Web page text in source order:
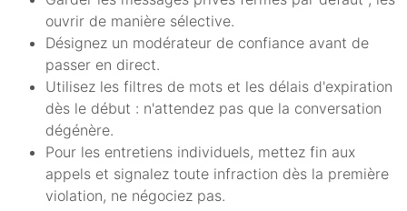
ouvrir de manière sélective.
Désignez un modérateur de confiance avant de
passer en direct.
Utilisez les filtres de mots et les délais d'expiration
dès le début : n'attendez pas que la conversation
dégénère.
Pour les entretiens individuels, mettez fin aux
appels et signalez toute infraction dès la première
violation, ne négociez pas.